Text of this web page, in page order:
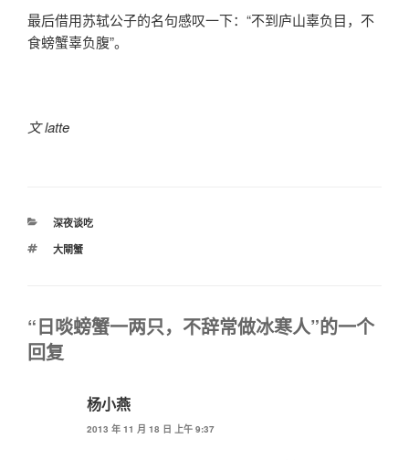
最后借用苏轼公子的名句感叹一下：“不到庐山辜负目，不
食螃蟹辜负腹”。
文 latte
分
深夜谈吃
标
大閘蟹
“日啖螃蟹一两只，不辞常做冰寒人”的一个
回复
杨小燕
2013 年 11 月 18 日 上午 9:37